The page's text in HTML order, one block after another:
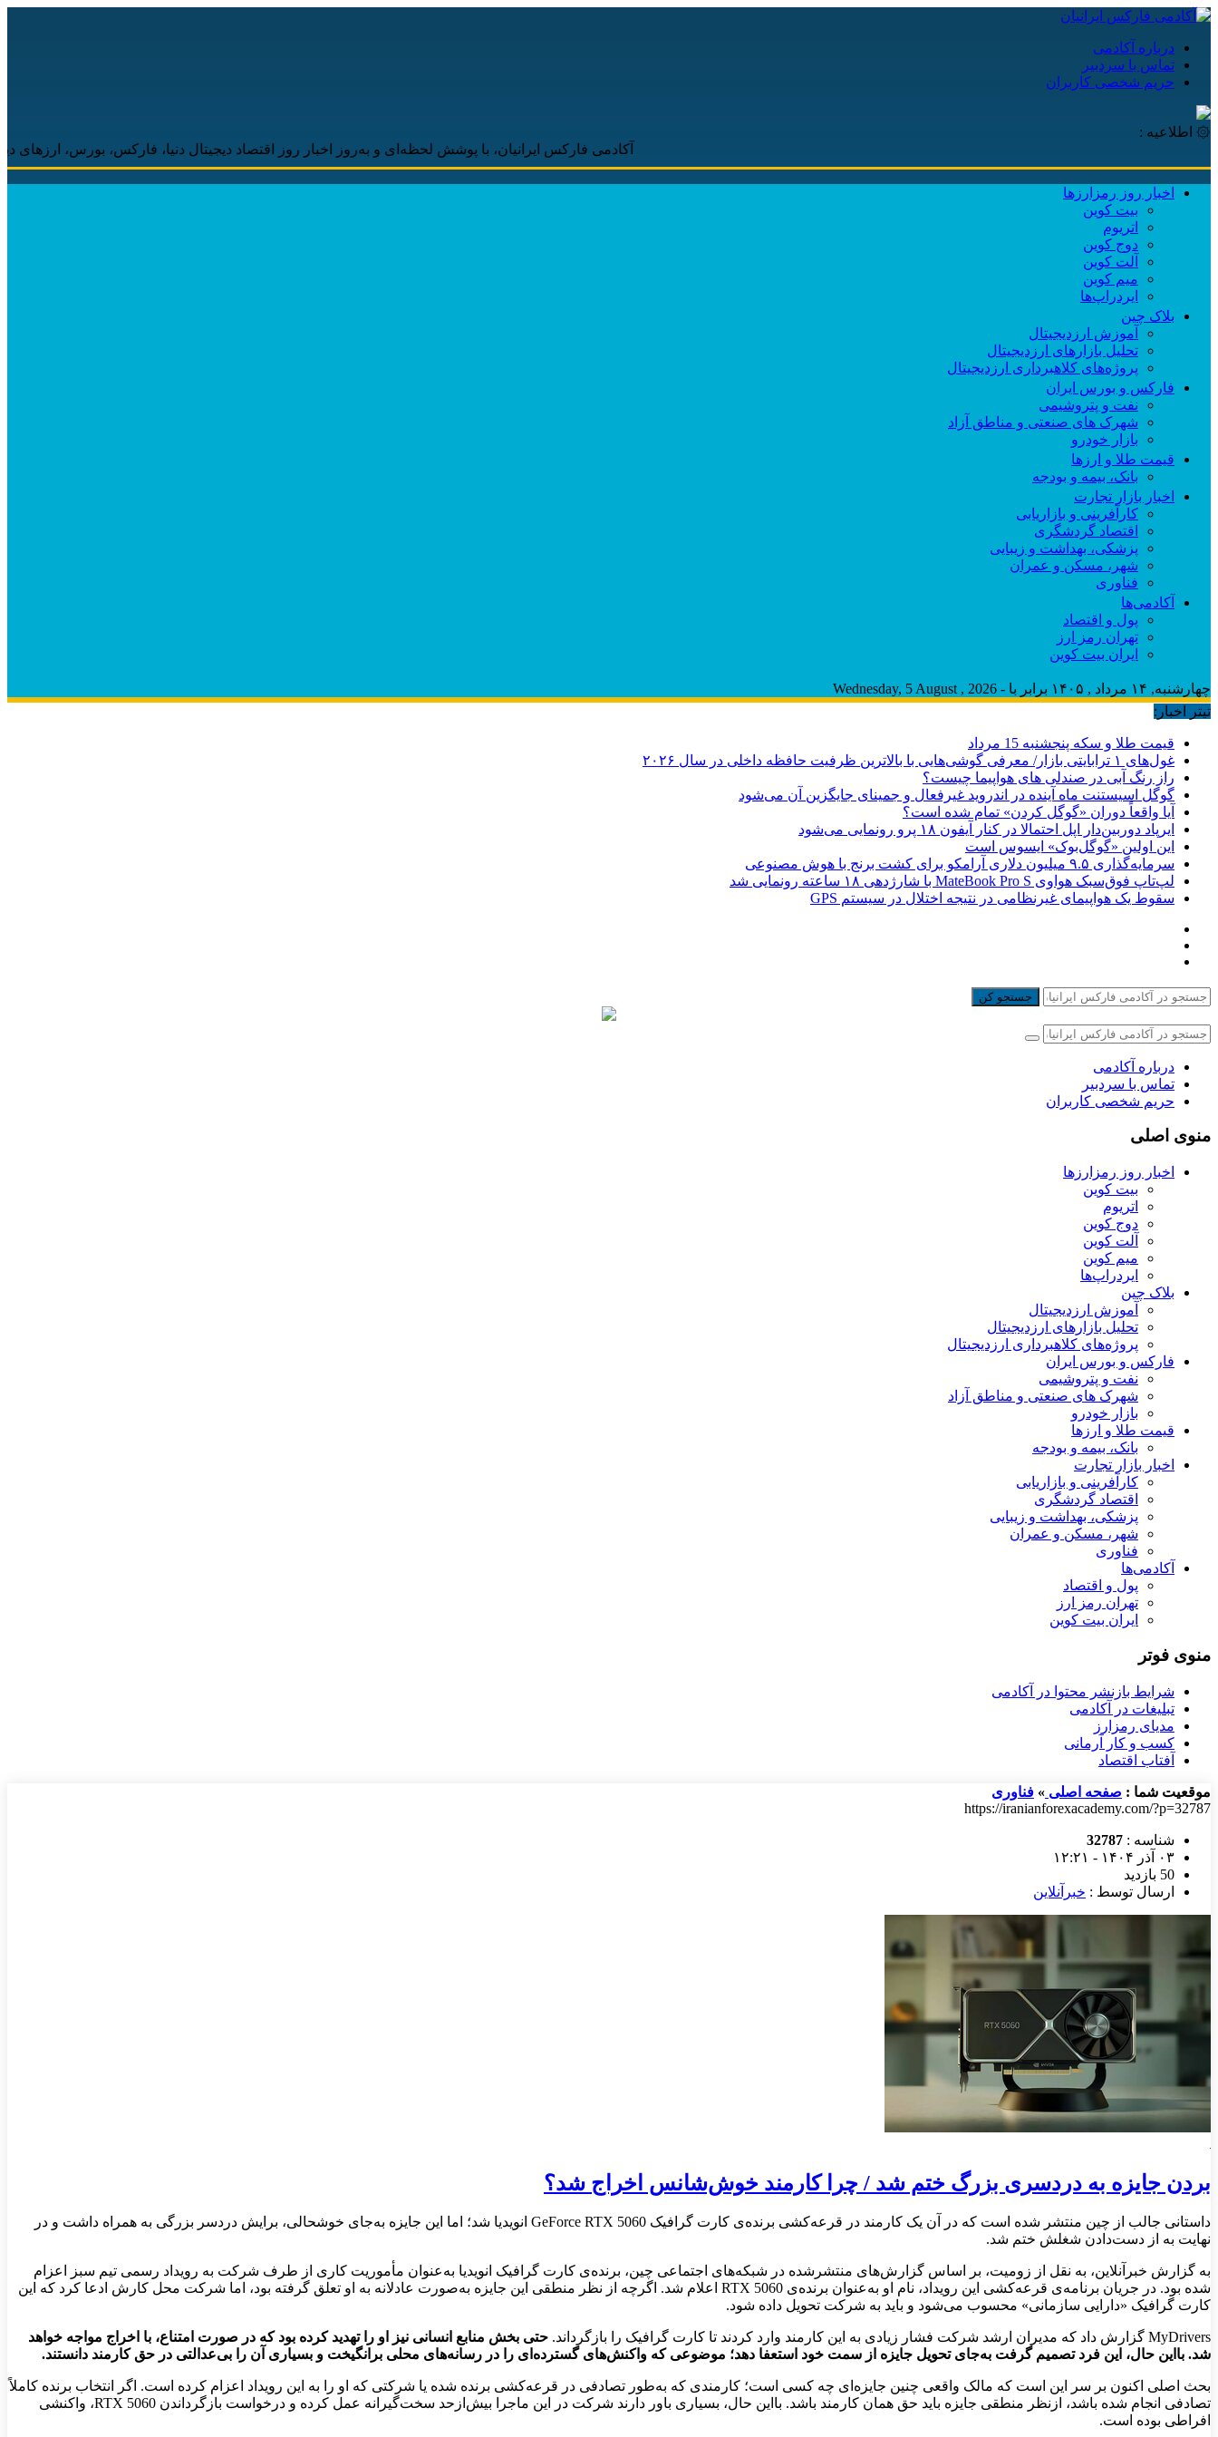
درباره آکادمی
تماس با سردبیر
حریم شخصی کاربران
۞ اطلاعیه :
آکادمی فارکس ایرانیان، با پوشش لحظه‌ای و به‌روز اخبار روز اقتصاد دیجیتال دنیا، فارکس، بورس، ارزهای دیجیتال
اخبار روز رمزارزها
بیت کوین
اتریوم
دوج کوین
آلت کوین
میم کوین‌
ایردراپ‌ها
بلاک چین
آموزش ارزدیجیتال
تحلیل بازارهای ارزدیجیتال
پروژه‌های کلاهبرداری ارزدیجیتال
فارکس و بورس ایران
نفت و پتروشیمی
شهرک های صنعتی و مناطق آزاد
بازار خودرو
قیمت طلا و ارزها
بانک، بیمه و بودجه
اخبار بازار تجارت
کارآفرینی و بازاریابی
اقتصاد گردشگری
پزشکی، بهداشت و زیبایی
شهر، مسکن و عمران
فناوری
آکادمی‌ها
پول و اقتصاد
تهران رمز ارز
ایران بیت کوین
چهارشنبه, ۱۴ مرداد , ۱۴۰۵ برابر با - Wednesday, 5 August , 2026
تیتر اخبار:
قیمت طلا و سکه پنجشنبه 15 مرداد
غول‌های ۱ ترابایتی بازار/ معرفی گوشی‌هایی با بالاترین ظرفیت حافظه داخلی در سال ۲۰۲۶
راز رنگ آبی در صندلی های هواپیما چیست؟
گوگل اسیستنت ماه آینده در اندروید غیرفعال و جمینای جایگزین آن می‌شود
آیا واقعاً دوران «گوگل کردن» تمام شده است؟
ایرپاد دوربین‌دار اپل احتمالا در کنار آیفون ۱۸ پرو رونمایی می‌شود
این اولین «گوگل‌بوک» ایسوس است
سرمایه‌گذاری ۹.۵ میلیون دلاری آرامکو برای کشت برنج با هوش مصنوعی
لپ‌تاپ فوق‌سبک هواوی MateBook Pro S با شارژدهی ۱۸ ساعته رونمایی شد
سقوط یک هواپیمای غیرنظامی در نتیجه اختلال در سیستم‌ GPS
جستجو کن
درباره آکادمی
تماس با سردبیر
حریم شخصی کاربران
منوی اصلی
اخبار روز رمزارزها
بیت کوین
اتریوم
دوج کوین
آلت کوین
میم کوین‌
ایردراپ‌ها
بلاک چین
آموزش ارزدیجیتال
تحلیل بازارهای ارزدیجیتال
پروژه‌های کلاهبرداری ارزدیجیتال
فارکس و بورس ایران
نفت و پتروشیمی
شهرک های صنعتی و مناطق آزاد
بازار خودرو
قیمت طلا و ارزها
بانک، بیمه و بودجه
اخبار بازار تجارت
کارآفرینی و بازاریابی
اقتصاد گردشگری
پزشکی، بهداشت و زیبایی
شهر، مسکن و عمران
فناوری
آکادمی‌ها
پول و اقتصاد
تهران رمز ارز
ایران بیت کوین
منوی فوتر
شرایط بازنشر محتوا در آکادمی
تبلیغات در آکادمی
مدیای رمزارز
کسب و کار آرمانی
آفتاب اقتصاد
موقعیت شما : صفحه اصلی » فناوری
https://iranianforexacademy.com/?p=32787
شناسه : 32787
۰۳ آذر ۱۴۰۴ - ۱۲:۲۱
50 بازدید
ارسال توسط : خبرآنلاین
بردن جایزه به دردسری بزرگ ختم شد / چرا کارمند خوش‌شانس اخراج شد؟
داستانی جالب از چین منتشر شده است که در آن یک کارمند در قرعه‌کشی برنده‌ی کارت گرافیک GeForce RTX 5060 انویدیا شد؛ اما این جایزه به‌جای خوشحالی، برایش دردسر بزرگی به همراه داشت و در
نهایت به از دست‌دادن شغلش ختم شد.
به گزارش خبرآنلاین، به نقل از زومیت، بر اساس گزارش‌های منتشرشده در شبکه‌های اجتماعی چین، برنده‌ی کارت گرافیک انویدیا به‌عنوان مأموریت کاری از طرف شرکت به رویداد رسمی تیم سبز اعزام
شده بود. در جریان برنامه‌ی قرعه‌کشی این رویداد، نام او به‌عنوان برنده‌ی RTX 5060 اعلام شد. اگرچه از نظر منطقی این جایزه به‌صورت عادلانه به او تعلق گرفته بود، اما شرکت محل کارش ادعا کرد که این
کارت گرافیک «دارایی سازمانی» محسوب می‌شود و باید به شرکت تحویل داده شود.
MyDrivers گزارش داد که مدیران ارشد شرکت فشار زیادی به این کارمند وارد کردند تا کارت گرافیک را بازگرداند.
حتی بخش منابع انسانی نیز او را تهدید کرده بود که در صورت امتناع، با اخراج مواجه خواهد
شد. بااین حال، این فرد تصمیم گرفت به‌جای تحویل جایزه از سمت خود استعفا دهد؛ موضوعی که واکنش‌های گسترده‌ای را در رسانه‌های محلی برانگیخت و بسیاری آن را بی‌عدالتی در حق کارمند دانستند.
بحث اصلی اکنون بر سر این است که مالک واقعی چنین جایزه‌ای چه کسی است؛ کارمندی که به‌طور تصادفی در قرعه‌کشی برنده شده یا شرکتی که او را به این رویداد اعزام کرده است. اگر انتخاب برنده کاملاً
تصادفی انجام شده باشد، ازنظر منطقی جایزه باید حق همان کارمند باشد. بااین حال، بسیاری باور دارند شرکت در این ماجرا بیش‌ازحد سخت‌گیرانه عمل کرده و درخواست بازگرداندن RTX 5060، واکنشی
افراطی بوده است.